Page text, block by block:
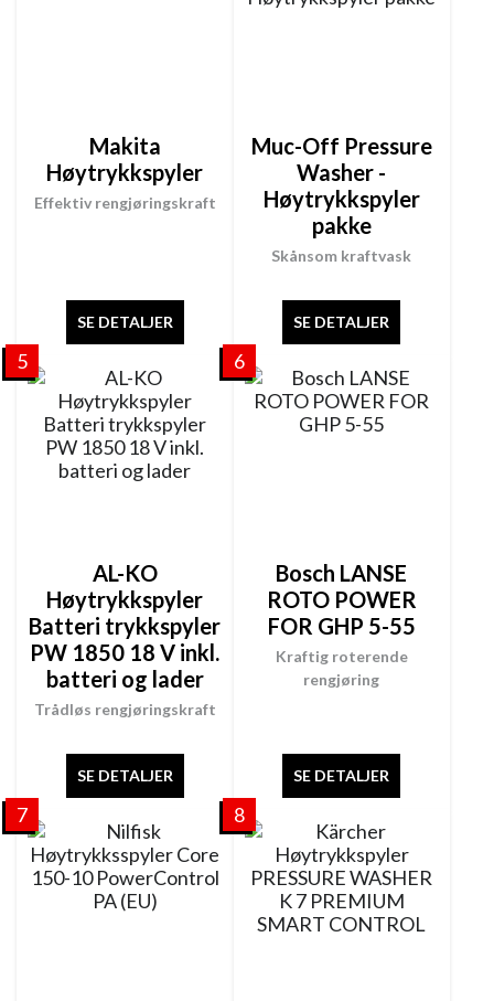
Effektiv rengjøringskraft
Makita
Høytrykkspyler
SE DETALJER
Skånsom kraftvask
Muc-Off Pressure
Washer -
Høytrykkspyler
pakke
SE DETALJER
5
Trådløs rengjøringskraft
AL-KO
Høytrykkspyler
Batteri trykkspyler
PW 1850 18 V inkl.
batteri og lader
SE DETALJER
6
Kraftig roterende
rengjøring
Bosch LANSE
ROTO POWER
FOR GHP 5-55
SE DETALJER
7 8